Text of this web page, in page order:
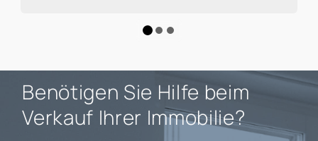
Benötigen Sie Hilfe beim
Verkauf Ihrer Immobilie?